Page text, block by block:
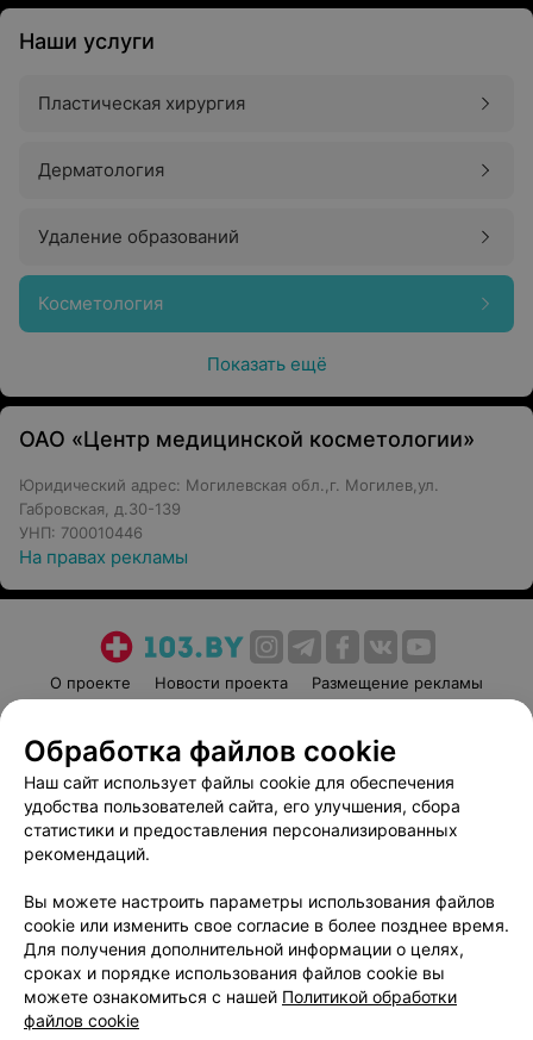
Наши услуги
Пластическая хирургия
Дерматология
Удаление образований
Косметология
Показать ещё
ОАО «Центр медицинской косметологии»
Юридический адрес: Могилевская обл.,г. Могилев,ул.
Габровская, д.30-139
УНП: 700010446
На правах рекламы
О проекте Новости проекта
Размещение рекламы
Пользовательское соглашение
Способы оплаты
Вакансии
Партнеры
Написать руководителю 103.by
Обработка персональных данных
Обработка файлов cookie
Наш сайт использует файлы cookie для обеспечения
удобства пользователей сайта, его улучшения, сбора
статистики и предоставления персонализированных
рекомендаций.
Вы можете настроить параметры использования файлов
cookie или изменить свое согласие в более позднее время.
Для получения дополнительной информации о целях,
сроках и порядке использования файлов cookie вы
можете ознакомиться с нашей Политикой обработки
файлов cookie